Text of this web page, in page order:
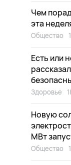
Чем
эта
Общество
Есть или
Здоровье
Новую
МВт
Общество